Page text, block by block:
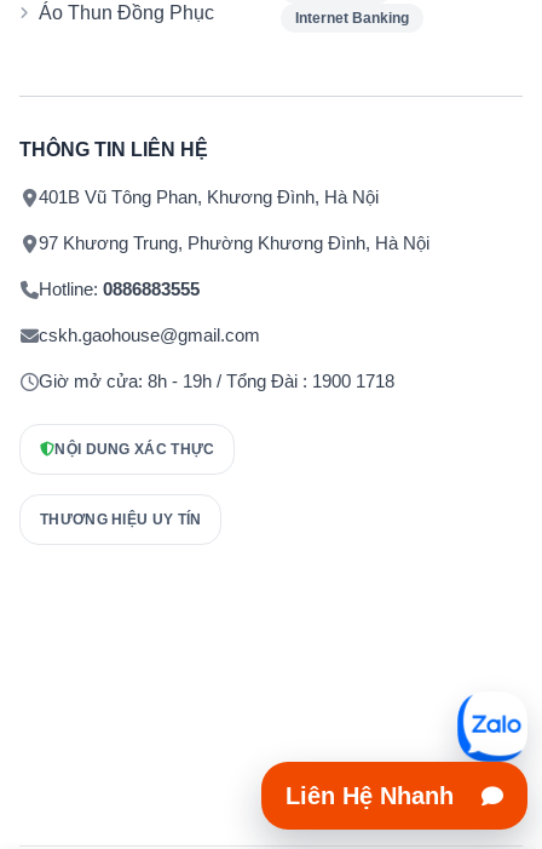
Áo Thun Đồng Phục
Internet Banking
THÔNG TIN LIÊN HỆ
401B Vũ Tông Phan, Khương Đình, Hà Nội
97 Khương Trung, Phường Khương Đình, Hà Nội
Hotline: 0886883555
cskh.gaohouse@gmail.com
Giờ mở cửa: 8h - 19h / Tổng Đài : 1900 1718
NỘI DUNG XÁC THỰC
THƯƠNG HIỆU UY TÍN
Liên Hệ Nhanh